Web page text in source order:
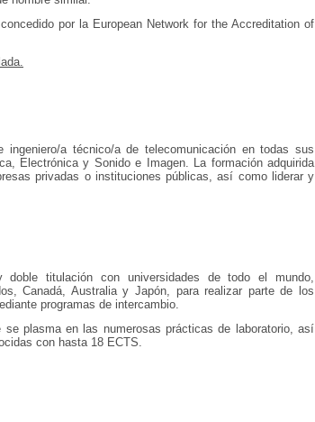
por la European Network for the Accreditation of
a técnico/a de telecomunicación en todas sus
Electrónica y Sonido e Imagen. La formación adquirida
privadas o instituciones públicas, así como liderar y
titulación con universidades de todo el mundo,
Canadá, Australia y Japón, para realizar parte de los
programas de intercambio.
plasma en las numerosas prácticas de laboratorio, así
con hasta 18 ECTS.